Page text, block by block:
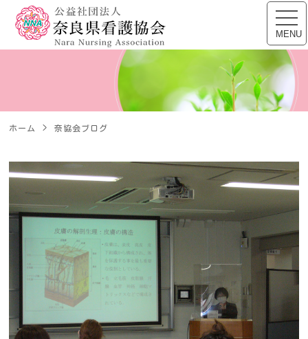
公益社団法人 奈良県看
MENU
ホーム 奈協会ブログ